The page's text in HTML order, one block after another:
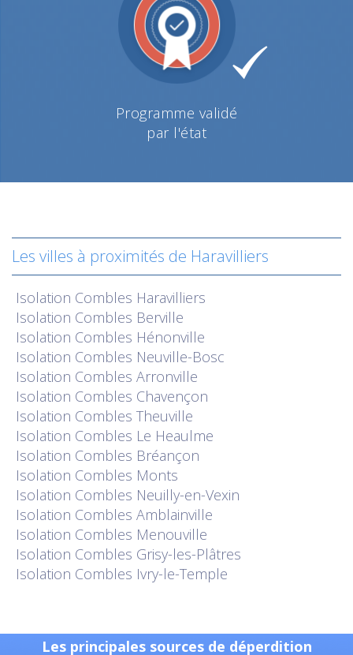
Programme validé
par l'état
Les villes à proximités de Haravilliers
Isolation Combles Haravilliers
Isolation Combles Berville
Isolation Combles Hénonville
Isolation Combles Neuville-Bosc
Isolation Combles Arronville
Isolation Combles Chavençon
Isolation Combles Theuville
Isolation Combles Le Heaulme
Isolation Combles Bréançon
Isolation Combles Monts
Isolation Combles Neuilly-en-Vexin
Isolation Combles Amblainville
Isolation Combles Menouville
Isolation Combles Grisy-les-Plâtres
Isolation Combles Ivry-le-Temple
Les principales sources de déperdition